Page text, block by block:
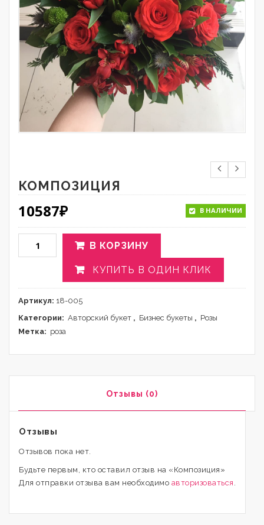
КОМПОЗИЦИЯ
10587₽ В НАЛИЧИИ
В КОРЗИНУ
КУПИТЬ В ОДИН КЛИК
Артикул: 18-005
Категории: Авторский букет , Бизнес букеты , Розы
Метка: роза
Отзывы (0)
Отзывы
Отзывов пока нет.
Будьте первым, кто оставил отзыв на «Композиция»
Для отправки отзыва вам необходимо авторизоваться .